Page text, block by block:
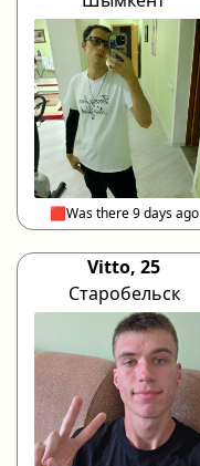
🟥Was there 9 days ago
Vitto, 25
Старобельск